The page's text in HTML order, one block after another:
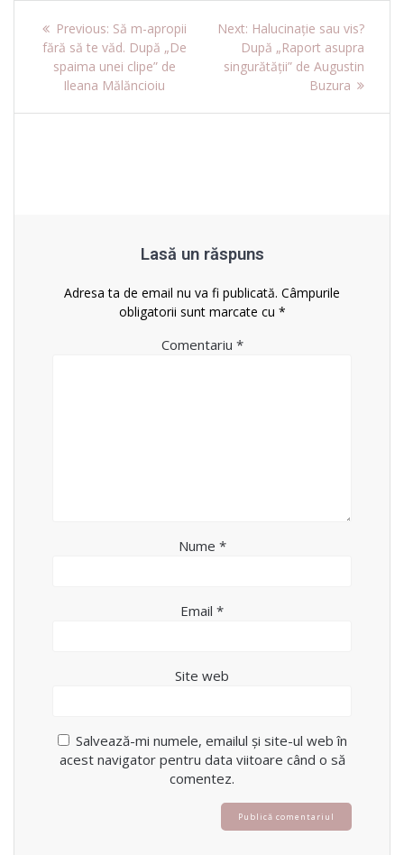
Navigare
articole
Previous: Previous
post:
Să m-apropii
fără să te văd. După „De
spaima unei clipe” de
Ileana Mălăncioiu
Next: Next
post:
Halucinație sau vis?
După „Raport asupra
singurătății” de Augustin
Buzura
Lasă un răspuns
Adresa ta de email nu va fi publicată. Câmpurile
obligatorii sunt marcate cu *
Comentariu *
Nume *
Email *
Site web
Salvează-mi numele, emailul și site-ul web în
acest navigator pentru data viitoare când o să
comentez.